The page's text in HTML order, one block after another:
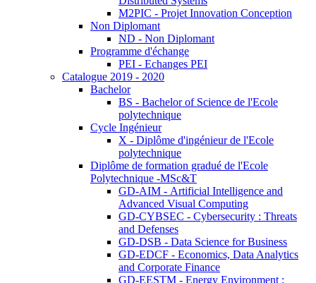
M2PIC - Projet Innovation Conception
Non Diplomant
ND - Non Diplomant
Programme d'échange
PEI - Echanges PEI
Catalogue 2019 - 2020
Bachelor
BS - Bachelor of Science de l'Ecole
polytechnique
Cycle Ingénieur
X - Diplôme d'ingénieur de l'Ecole
polytechnique
Diplôme de formation gradué de l'Ecole
Polytechnique -MSc&T
GD-AIM - Artificial Intelligence and
Advanced Visual Computing
GD-CYBSEC - Cybersecurity : Threats
and Defenses
GD-DSB - Data Science for Business
GD-EDCF - Economics, Data Analytics
and Corporate Finance
GD-EESTM - Energy Environment :